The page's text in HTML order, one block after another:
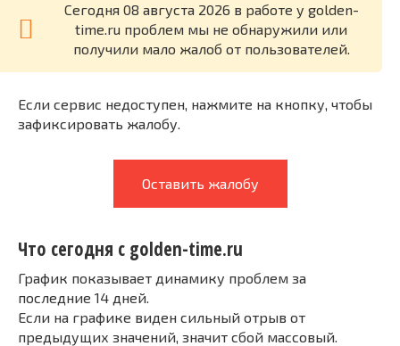
Cегодня 08 августа 2026 в работе у golden-
time.ru проблем мы не обнаружили или
получили мало жалоб от пользователей.
Если сервис недоступен, нажмите на кнопку, чтобы
зафиксировать жалобу.
Оставить жалобу
Что сегодня с golden-time.ru
График показывает динамику проблем за
последние 14 дней.
Если на графике виден сильный отрыв от
предыдущих значений, значит сбой массовый.